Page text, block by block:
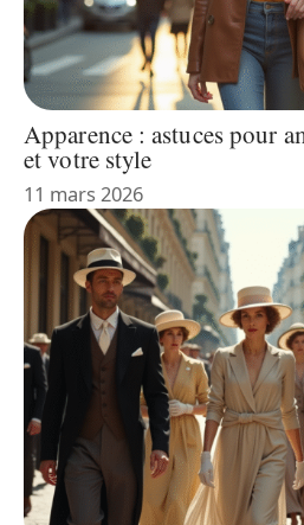
Apparence : astuces pour
et votre style
11 mars 2026